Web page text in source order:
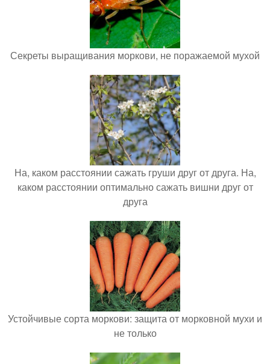
Секреты выращивания моркови, не поражаемой мухой
На, каком расстоянии сажать груши друг от друга. На,
каком расстоянии оптимально сажать вишни друг от
друга
Устойчивые сорта моркови: защита от морковной мухи и
не только